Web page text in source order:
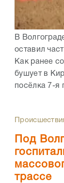
В
оставил
Как ранее
бушует в
посёлка 7-я
Под
трассе